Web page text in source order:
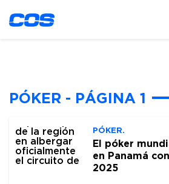
PÓKER - PÁGINA 1
PÓKER.
El póker
en Panamá
2025